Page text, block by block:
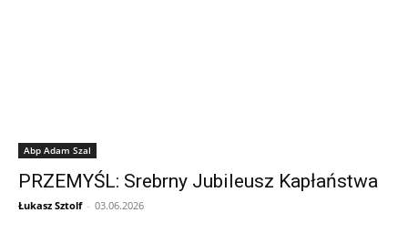
Abp Adam Szal
PRZEMYŚL: Srebrny Jubileusz Kapłaństwa
Łukasz Sztolf - 03.06.2026